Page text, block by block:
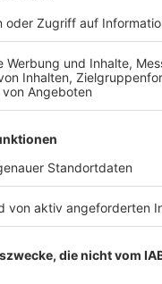
Schmutzwasser
Speiseresten
und
Straßen.
Noch wird das
geleitet und geht
Bier aus
Gag". "Wir wollen
aus
Wasser enthalte
Anzeige